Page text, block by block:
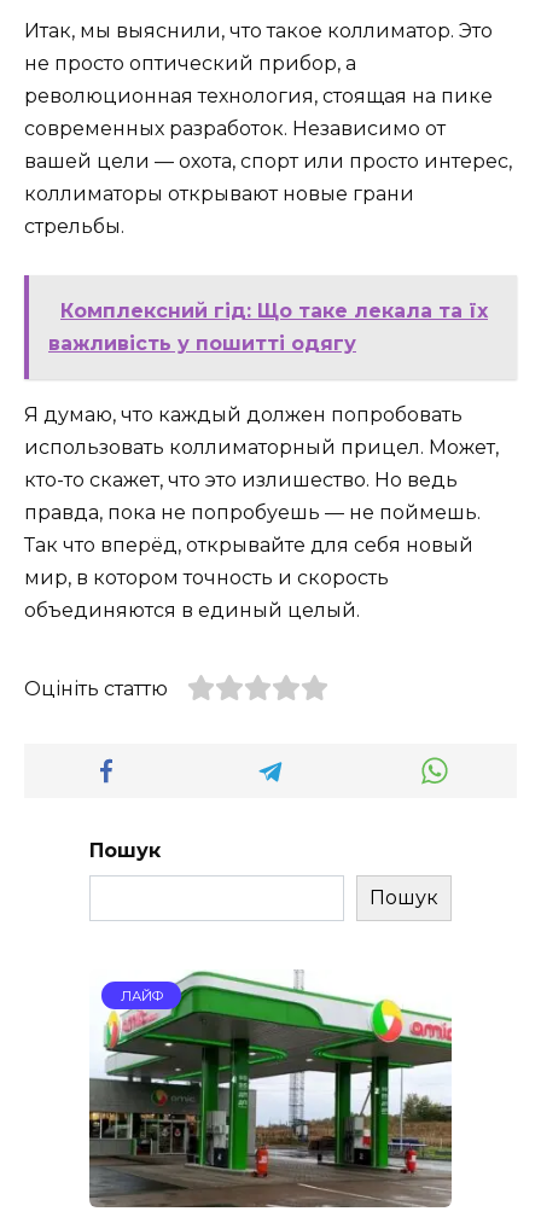
Итак, мы выяснили, что такое коллиматор. Это
не просто оптический прибор, а
революционная технология, стоящая на пике
современных разработок. Независимо от
вашей цели — охота, спорт или просто интерес,
коллиматоры открывают новые грани
стрельбы.
Комплексний гід: Що таке лекала та їх
важливість у пошитті одягу
Я думаю, что каждый должен попробовать
использовать коллиматорный прицел. Может,
кто-то скажет, что это излишество. Но ведь
правда, пока не попробуешь — не поймешь.
Так что вперёд, открывайте для себя новый
мир, в котором точность и скорость
объединяются в единый целый.
Оцініть статтю
Пошук
Пошук
ЛАЙФ